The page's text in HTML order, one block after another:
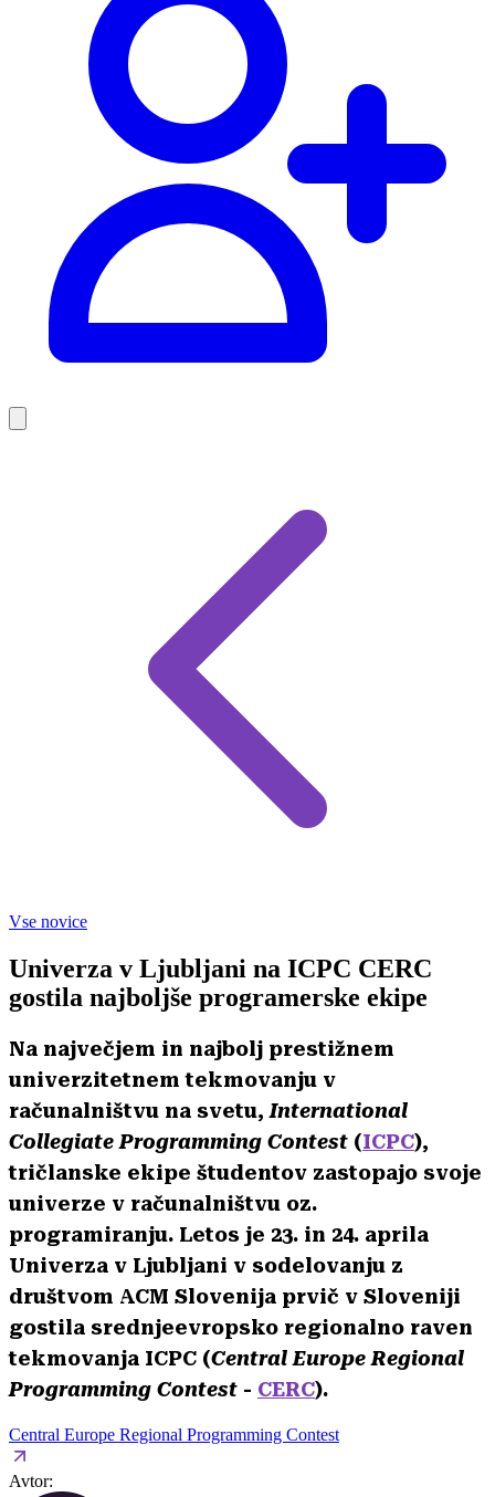
Vse novice
Univerza v Ljubljani na ICPC CERC
gostila najboljše programerske ekipe
Na največjem in najbolj prestižnem
univerzitetnem tekmovanju v
računalništvu na svetu,International
Collegiate Programming Contest (ICPC),
tričlanske ekipe študentov zastopajo svoje
univerze v računalništvu oz.
programiranju. Letos je 23. in 24. aprila
Univerza v Ljubljani v sodelovanju z
društvom ACM Slovenija prvič v Sloveniji
gostila srednjeevropsko regionalno raven
tekmovanja ICPC (Central Europe Regional
Programming Contest - CERC).
Central Europe Regional Programming Contest
Avtor: